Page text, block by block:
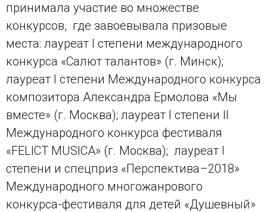
принимала участие во множестве
конкурсов, где завоёвывала призовые
места: лауреат I степени международного
конкурса «Салют талантов» (г. Минск);
лауреат I степени Международного конкурса
композитора Александра Ермолова «Мы
вместе» (г. Москва); лауреат I степени II
Международного конкурса фестиваля
«FELICT MUSICA» (г. Москва); лауреат I
степени и спецприз «Перспектива–2018»
Международного многожанрового
конкурса-фестиваля для детей «Душевный»